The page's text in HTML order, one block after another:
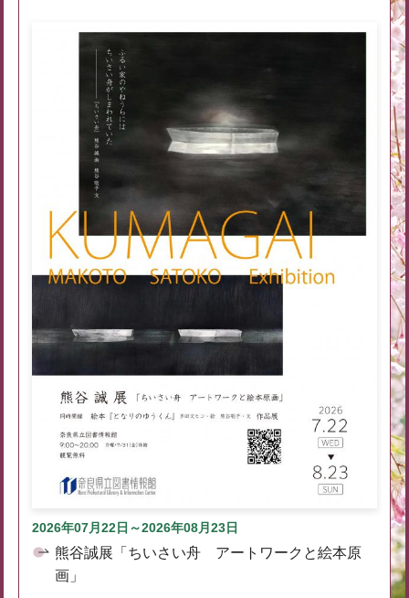
2026年07月22日～2026年08月23日
熊谷誠展「ちいさい舟 アートワークと絵本原
画」